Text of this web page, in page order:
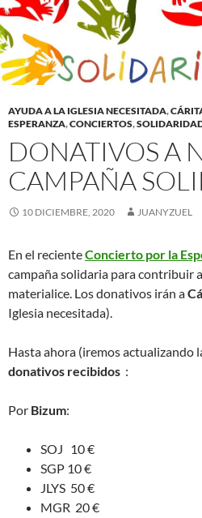
AYUDA A LA IGLESIA NECESITADA,
ESPERANZA,CONCIERTOS,
DONATIVOS A
CAMPAÑA
10 DICIEMBRE, 2020 JUANYZUEL
En el recienteConcierto por la
campaña solidaria para contribuir
materialice. Los donativos irán a
Iglesia necesitada).
Hasta ahora (iremos actualizando
donativos recibidos :
Por Bizum:
SOJ 10 €
SGP 10 €
JLYS 50 €
MGR 20 €